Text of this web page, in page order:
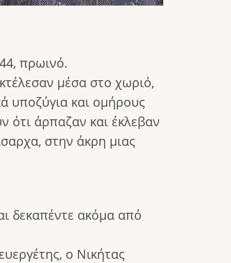
πρωινό.
μέσα στο χωριό,
υποζύγια και ομήρους
ότι άρπαζαν και έκλεβαν
στην άκρη μιας
δεκαπέντε ακόμα από
ο Νικήτας